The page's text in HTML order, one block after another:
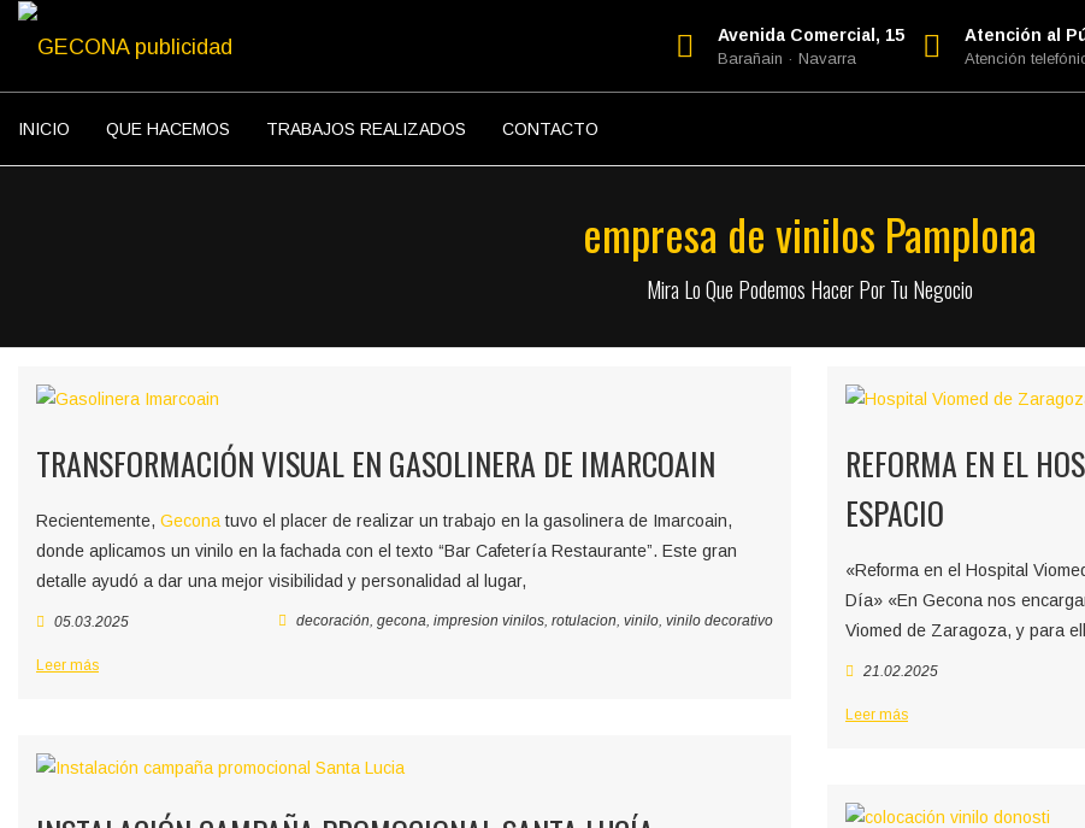
Avenida Comercial, 15
Barañain · Navarra
Atención al
Atención
INICIO QUE HACEMOS TRABAJOS REALIZADOS CONTACTO
empresa de vinilos Pamplona
Mira Lo Que Podemos Hacer Por Tu Negocio
TRANSFORMACIÓN VISUAL EN GASOLINERA DE IMARCOAIN
Recientemente, Gecona tuvo el placer de realizar un trabajo en la gasolinera de Imarcoain,
donde aplicamos un vinilo en la fachada con el texto “Bar Cafetería Restaurante”. Este gran
detalle ayudó a dar una mejor visibilidad y personalidad al lugar,
05.03.2025 decoración, gecona, impresion vinilos, rotulacion, vinilo, vinilo decorativo
Leer más
REFORMA EN EL
ESPACIO
«Reforma en el Hospital
Día» «En Gecona nos
Viomed de Zaragoza, y para
21.02.2025
Leer más